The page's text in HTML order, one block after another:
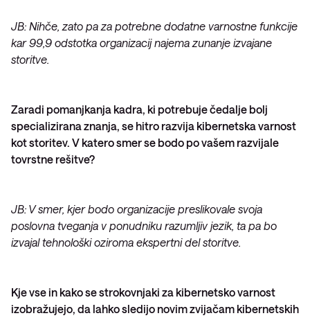
JB: Nihče, zato pa za potrebne dodatne varnostne funkcije
kar 99,9 odstotka organizacij najema zunanje izvajane
storitve.
Zaradi pomanjkanja kadra, ki potrebuje čedalje bolj
specializirana znanja, se hitro razvija kibernetska varnost
kot storitev. V katero smer se bodo po vašem razvijale
tovrstne rešitve?
JB: V smer, kjer bodo organizacije preslikovale svoja
poslovna tveganja v ponudniku razumljiv jezik, ta pa bo
izvajal tehnološki oziroma ekspertni del storitve.
Kje vse in kako se strokovnjaki za kibernetsko varnost
izobražujejo, da lahko sledijo novim zvijačam kibernetskih